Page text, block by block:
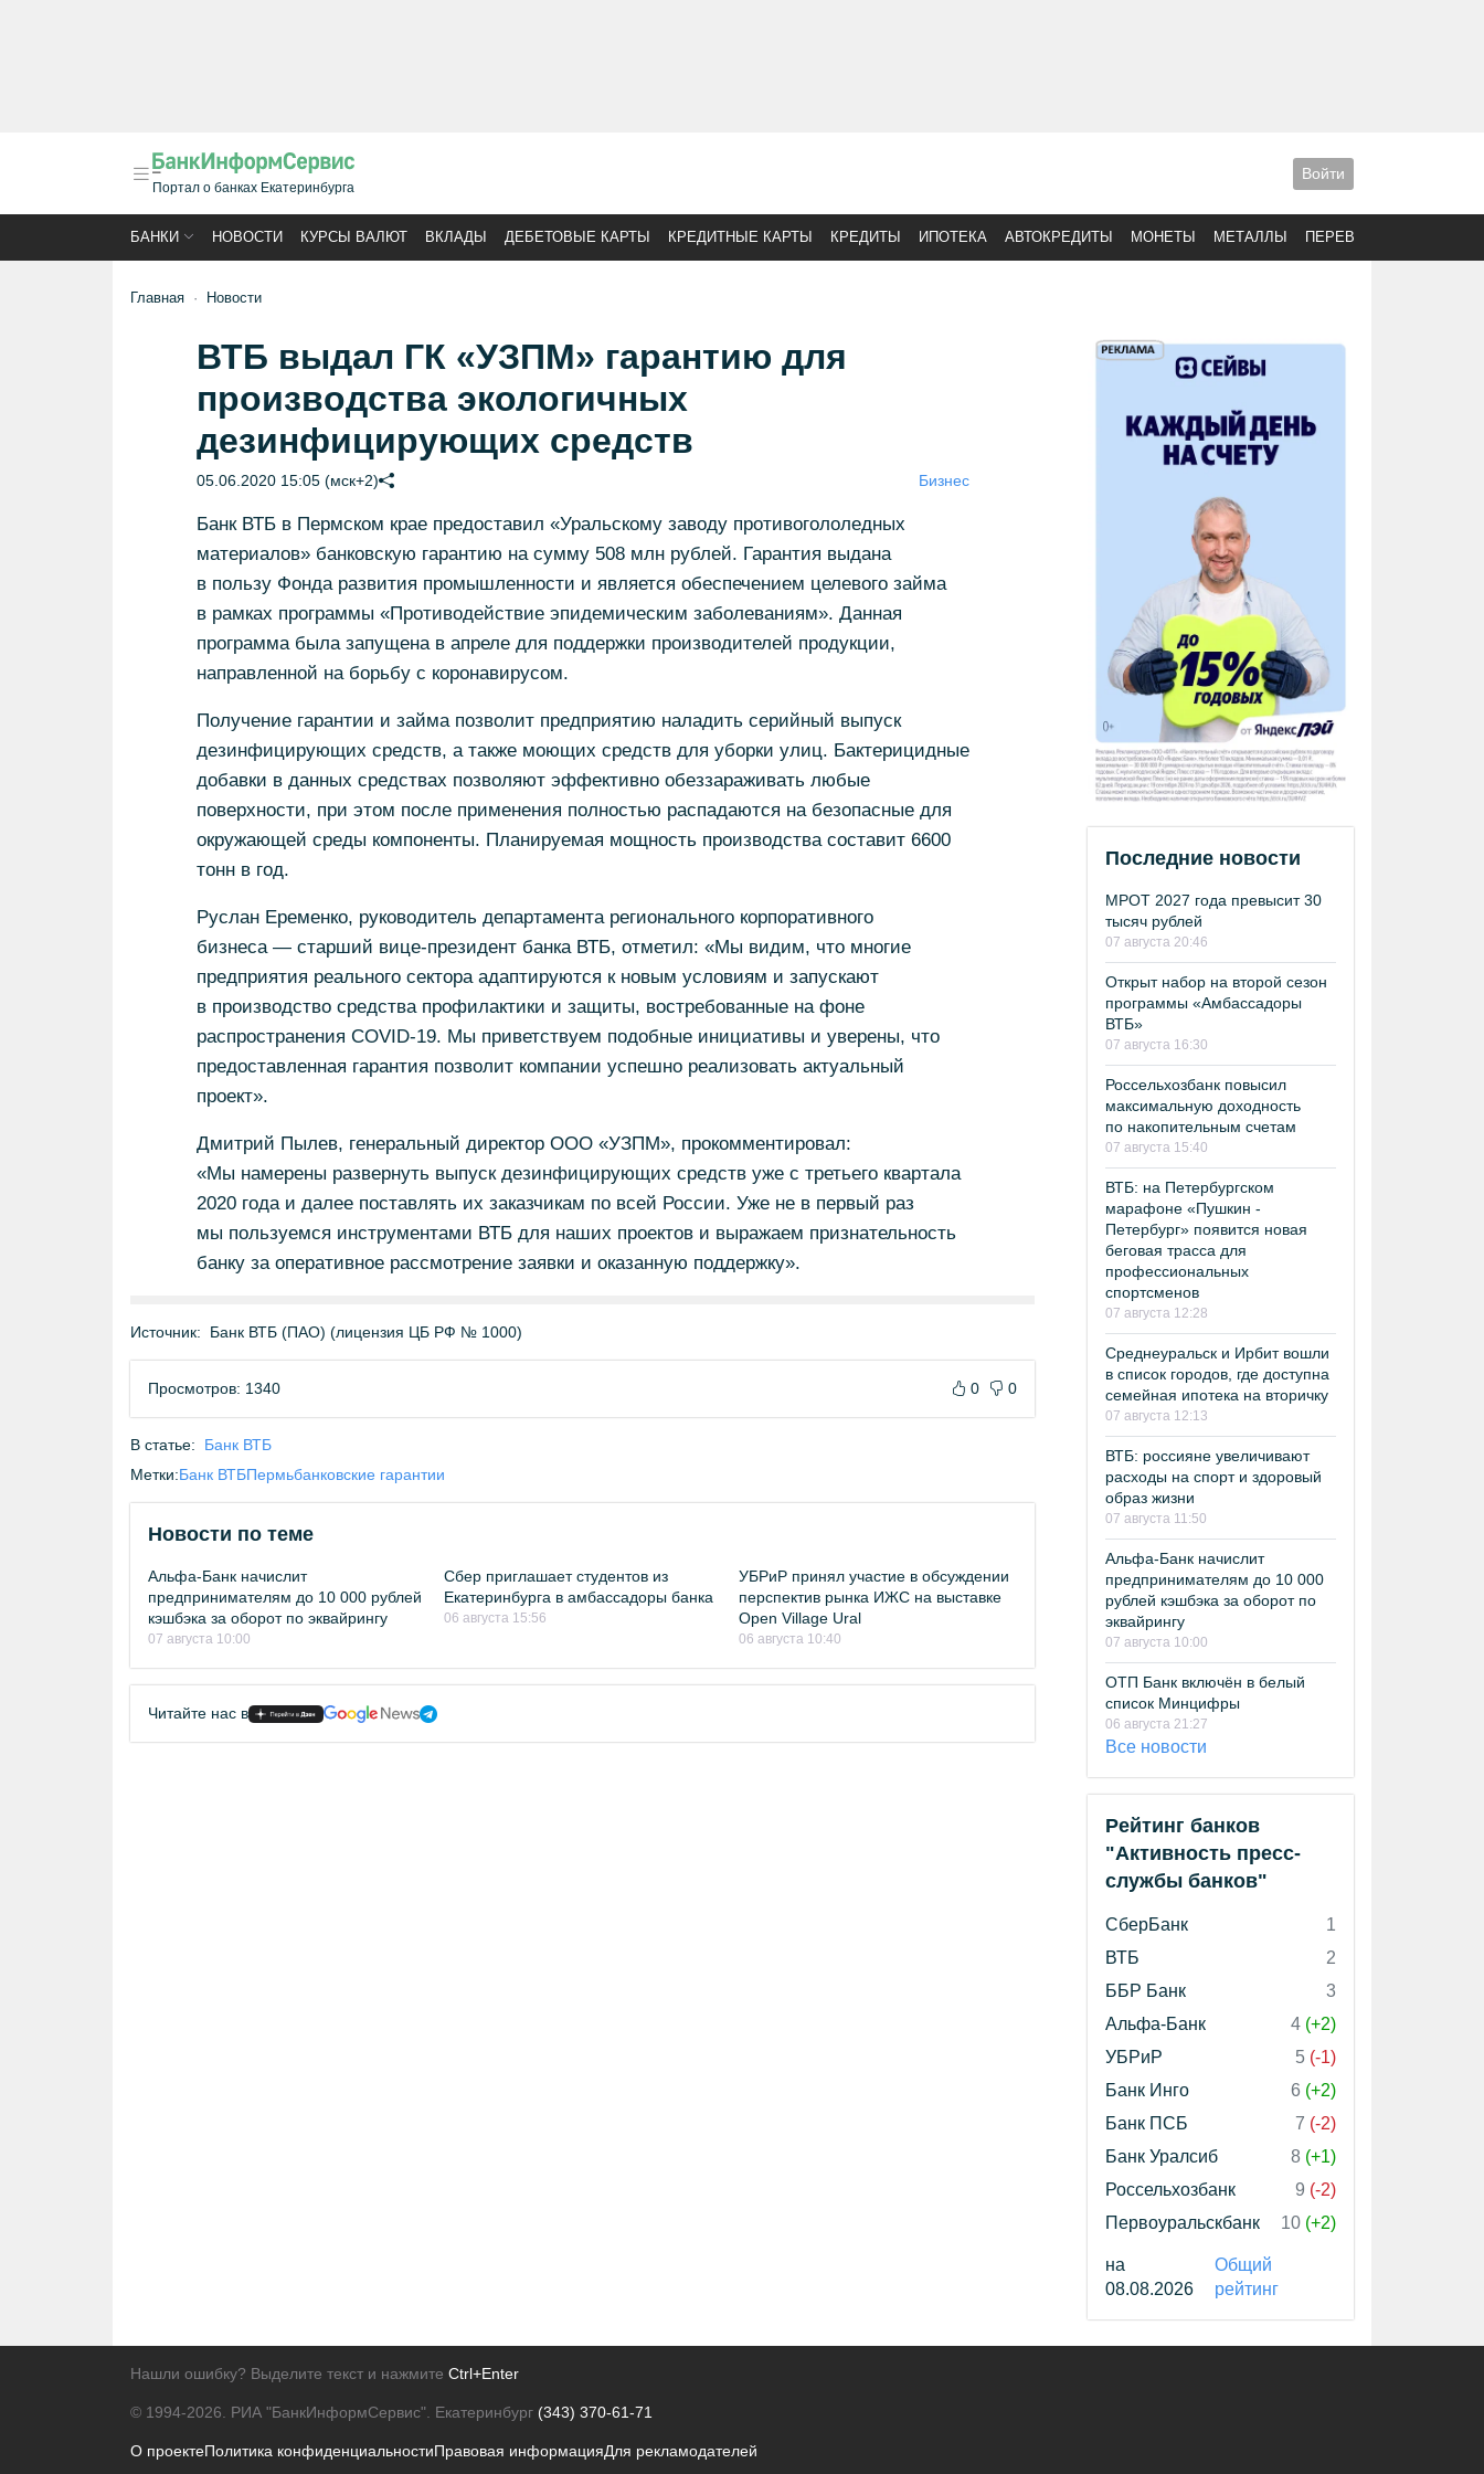
Портал о банках Екатеринбурга
Войти
БАНКИ НОВОСТИ КУРСЫ ВАЛЮТ ВКЛАДЫ ДЕБЕТОВЫЕ КАРТЫ КРЕДИТНЫЕ КАРТЫ КРЕДИТЫ ИПОТЕКА АВТОКРЕДИТЫ МОНЕТЫ МЕТАЛЛЫ ПЕРЕВОДЫ
Главная Новости
ВТБ выдал ГК «УЗПМ» гарантию для
производства экологичных
дезинфицирующих средств
05.06.2020 15:05 (мск+2) Бизнес
Банк ВТБ в Пермском крае предоставил «Уральскому заводу противогололедных
материалов» банковскую гарантию на сумму 508 млн рублей. Гарантия выдана
в пользу Фонда развития промышленности и является обеспечением целевого займа
в рамках программы «Противодействие эпидемическим заболеваниям». Данная
программа была запущена в апреле для поддержки производителей продукции,
направленной на борьбу с коронавирусом.
Получение гарантии и займа позволит предприятию наладить серийный выпуск
дезинфицирующих средств, а также моющих средств для уборки улиц. Бактерицидные
добавки в данных средствах позволяют эффективно обеззараживать любые
поверхности, при этом после применения полностью распадаются на безопасные для
окружающей среды компоненты. Планируемая мощность производства составит 6600
тонн в год.
Руслан Еременко, руководитель департамента регионального корпоративного
бизнеса — старший вице-президент банка ВТБ, отметил: «Мы видим, что многие
предприятия реального сектора адаптируются к новым условиям и запускают
в производство средства профилактики и защиты, востребованные на фоне
распространения COVID-19. Мы приветствуем подобные инициативы и уверены, что
предоставленная гарантия позволит компании успешно реализовать актуальный
проект».
Дмитрий Пылев, генеральный директор ООО «УЗПМ», прокомментировал:
«Мы намерены развернуть выпуск дезинфицирующих средств уже с третьего квартала
2020 года и далее поставлять их заказчикам по всей России. Уже не в первый раз
мы пользуемся инструментами ВТБ для наших проектов и выражаем признательность
банку за оперативное рассмотрение заявки и оказанную поддержку».
Источник: Банк ВТБ (ПАО) (лицензия ЦБ РФ № 1000)
Просмотров: 1340 0 0
В статье:
Банк ВТБ
Метки:Банк ВТБПермьбанковские гарантии
Новости по теме
Альфа-Банк начислит
предпринимателям до 10 000 рублей
кэшбэка за оборот по эквайрингу
07 августа 10:00
Сбер приглашает студентов из
Екатеринбурга в амбассадоры банка
06 августа 15:56
УБРиР принял участие в обсуждении
перспектив рынка ИЖС на выставке
Open Village Ural
06 августа 10:40
Читайте нас в
Последние новости
МРОТ 2027 года превысит 30
тысяч рублей
07 августа 20:46
Открыт набор на второй сезон
программы «Амбассадоры
ВТБ»
07 августа 16:30
Россельхозбанк повысил
максимальную доходность
по накопительным счетам
07 августа 15:40
ВТБ: на Петербургском
марафоне «Пушкин -
Петербург» появится новая
беговая трасса для
профессиональных
спортсменов
07 августа 12:28
Среднеуральск и Ирбит вошли
в список городов, где доступна
семейная ипотека на вторичку
07 августа 12:13
ВТБ: россияне увеличивают
расходы на спорт и здоровый
образ жизни
07 августа 11:50
Альфа-Банк начислит
предпринимателям до 10 000
рублей кэшбэка за оборот по
эквайрингу
07 августа 10:00
ОТП Банк включён в белый
список Минцифры
06 августа 21:27
Все новости
Рейтинг банков
"Активность пресс-
службы банков"
СберБанк
1
ВТБ
2
ББР Банк
3
Альфа-Банк
4 (+2)
УБРиР
5 (-1)
Банк Инго
6 (+2)
Банк ПСБ
7 (-2)
Банк Уралсиб
8 (+1)
Россельхозбанк
9 (-2)
Первоуральскбанк
10 (+2)
на
08.08.2026
Общий
рейтинг
Нашли ошибку? Выделите текст и нажмите Ctrl+Enter
© 1994-2026. РИА "БанкИнформСервис". Екатеринбург (343) 370-61-71
О проектеПолитика конфиденциальностиПравовая информацияДля рекламодателей